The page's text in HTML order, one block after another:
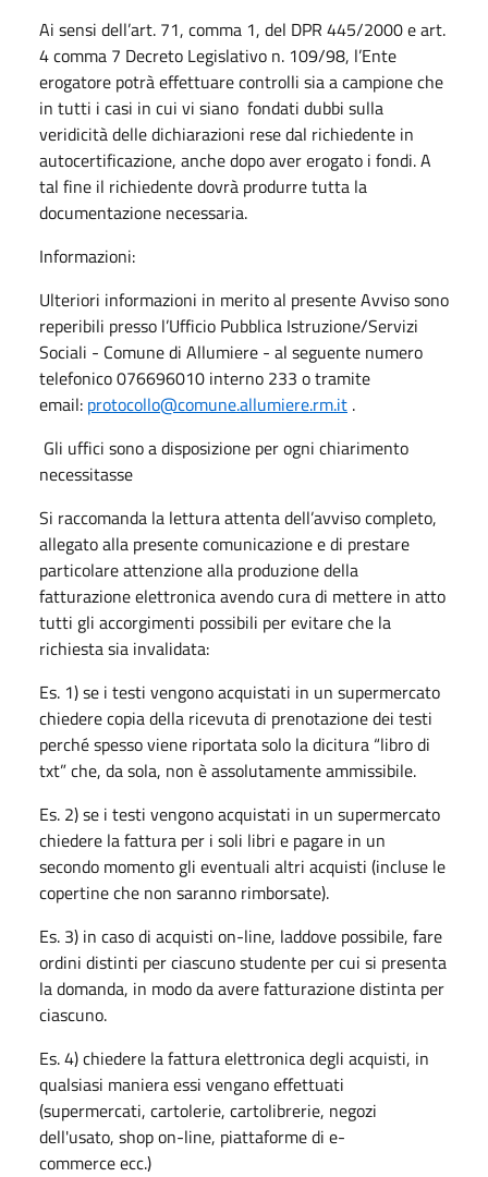
Ai sensi dell’art. 71, comma 1, del DPR 445/2000 e art.
4 comma 7 Decreto Legislativo n. 109/98, l’Ente
erogatore potrà effettuare controlli sia a campione che
in tutti i casi in cui vi siano fondati dubbi sulla
veridicità delle dichiarazioni rese dal richiedente in
autocertificazione, anche dopo aver erogato i fondi. A
tal fine il richiedente dovrà produrre tutta la
documentazione necessaria.
Informazioni:
Ulteriori informazioni in merito al presente Avviso sono
reperibili presso l’Ufficio Pubblica Istruzione/Servizi
Sociali - Comune di Allumiere - al seguente numero
telefonico 076696010 interno 233 o tramite
email: protocollo@comune.allumiere.rm.it .
Gli uffici sono a disposizione per ogni chiarimento
necessitasse
Si raccomanda la lettura attenta dell’avviso completo,
allegato alla presente comunicazione e di prestare
particolare attenzione alla produzione della
fatturazione elettronica avendo cura di mettere in atto
tutti gli accorgimenti possibili per evitare che la
richiesta sia invalidata:
Es. 1) se i testi vengono acquistati in un supermercato
chiedere copia della ricevuta di prenotazione dei testi
perché spesso viene riportata solo la dicitura “libro di
txt” che, da sola, non è assolutamente ammissibile.
Es. 2) se i testi vengono acquistati in un supermercato
chiedere la fattura per i soli libri e pagare in un
secondo momento gli eventuali altri acquisti (incluse le
copertine che non saranno rimborsate).
Es. 3) in caso di acquisti on-line, laddove possibile, fare
ordini distinti per ciascuno studente per cui si presenta
la domanda, in modo da avere fatturazione distinta per
ciascuno.
Es. 4) chiedere la fattura elettronica degli acquisti, in
qualsiasi maniera essi vengano effettuati
(supermercati, cartolerie, cartolibrerie, negozi
dell'usato, shop on-line, piattaforme di e-
commerce ecc.)